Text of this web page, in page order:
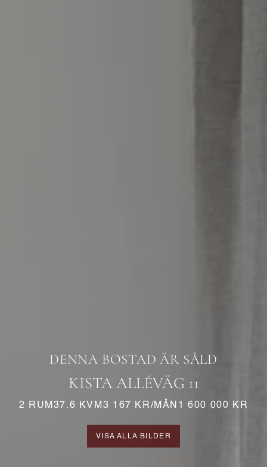
DENNA BOSTAD ÄR SÅLD
KISTA ALLÉVÄG 11
2 RUM 37.6 KVM 3 167 KR/MÅN 1 600 000​ KR
VISA ALLA BILDER